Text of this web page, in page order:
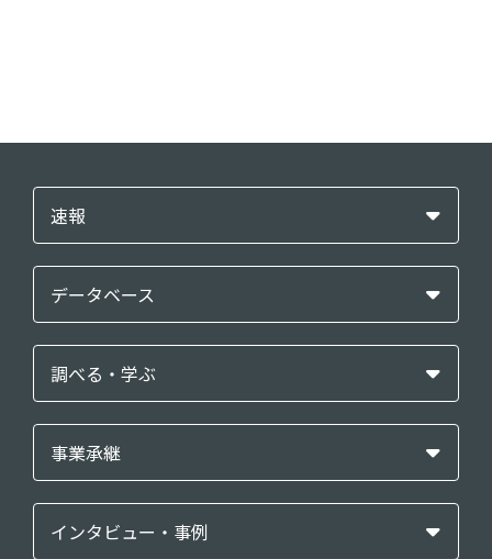
速報
データベース
調べる・学ぶ
事業承継
インタビュー・事例